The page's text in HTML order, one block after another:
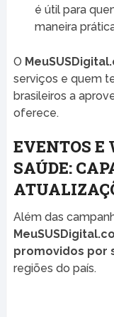
é útil para
maneira
O
serviços e quem
brasileiros a
oferece.
EVENTOS E
SAÚDE:
Além das
promovidos por
regiões do país.